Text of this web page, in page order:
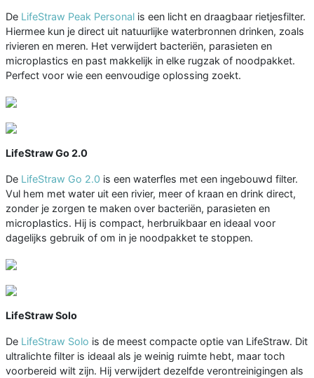
De LifeStraw Peak Personal is een licht en draagbaar rietjesfilter.
Hiermee kun je direct uit natuurlijke waterbronnen drinken, zoals
rivieren en meren. Het verwijdert bacteriën, parasieten en
microplastics en past makkelijk in elke rugzak of noodpakket.
Perfect voor wie een eenvoudige oplossing zoekt.
LifeStraw Go 2.0
De LifeStraw Go 2.0 is een waterfles met een ingebouwd filter.
Vul hem met water uit een rivier, meer of kraan en drink direct,
zonder je zorgen te maken over bacteriën, parasieten en
microplastics. Hij is compact, herbruikbaar en ideaal voor
dagelijks gebruik of om in je noodpakket te stoppen.
LifeStraw Solo
De LifeStraw Solo is de meest compacte optie van LifeStraw. Dit
ultralichte filter is ideaal als je weinig ruimte hebt, maar toch
voorbereid wilt zijn. Hij verwijdert dezelfde verontreinigingen als